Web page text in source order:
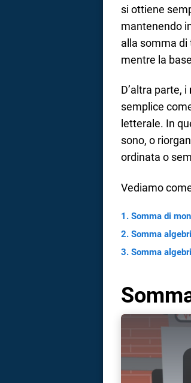
si ottiene
mantenendo
alla somma
mentre la
D’altra parte, i
semplice
letterale. In
sono, o
ordinata o
Vediamo
Somma di
Somma
Somma